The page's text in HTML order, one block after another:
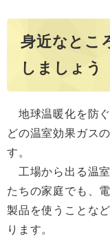
身近なとこ
しましょう
地球温暖化を防
どの温室効果ガス
す。
工場から出る温
たちの家庭でも、
製品を使うことな
ります。